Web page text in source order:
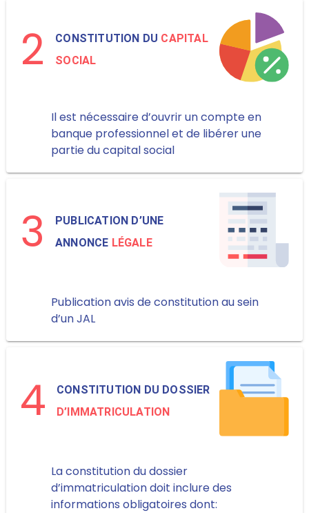
2 CONSTITUTION DU CAPITAL
SOCIAL
Il est nécessaire d’ouvrir un compte en
banque professionnel et de libérer une
partie du capital social
3
PUBLICATION D’UNE
ANNONCE LÉGALE
Publication avis de constitution au sein
d’un JAL
4
CONSTITUTION DU DOSSIER
D’IMMATRICULATION
La constitution du dossier
d’immatriculation doit inclure des
informations obligatoires dont: